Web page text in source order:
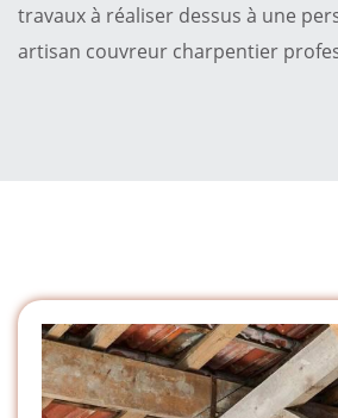
travaux à réaliser dessus à une
artisan couvreur charpentier